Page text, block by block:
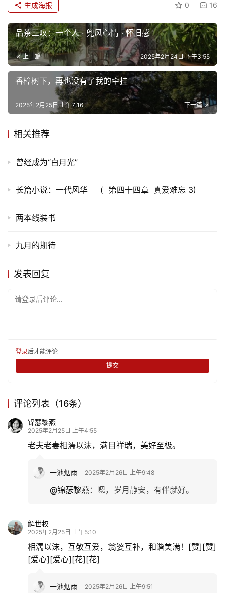
首
页
文
化
生
感
旅
乐
更
多
登录
0 16
生成海报
品茶三叹：一个人 · 兜风心情 · 怀旧感
上一篇 2025年2月24日 下午3:55
香樟树下，再也没有了我的牵挂
下一篇
2025年2月25日 上午7:16
相关推荐
曾经成为“白月光”
长篇小说：一代风华 ( 第四十四章 真爱难忘 3)
两本线装书
九月的期待
发表回复
请登录后评论...
登录后才能评论
提交
评论列表（16条）
锦瑟黎燕
2025年2月25日 上午4:55
老夫老妻相濡以沫，满目祥瑞，美好至极。
一池烟雨 2025年2月26日 上午9:48
@锦瑟黎燕： 嗯，岁月静安，有伴就好。
解世权
2025年2月25日 上午5:10
相濡以沫，互敬互爱，翁婆互补，和谐美满！[赞][赞]
[爱心][爱心][花][花]
一池烟雨 2025年2月26日 上午9:51